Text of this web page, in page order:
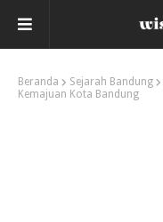
Beranda Sejarah Bandung
Kemajuan Kota Bandung